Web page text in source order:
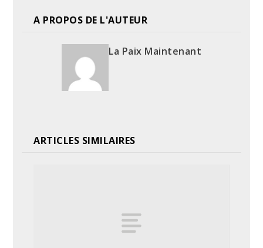
A PROPOS DE L'AUTEUR
La Paix Maintenant
ARTICLES SIMILAIRES